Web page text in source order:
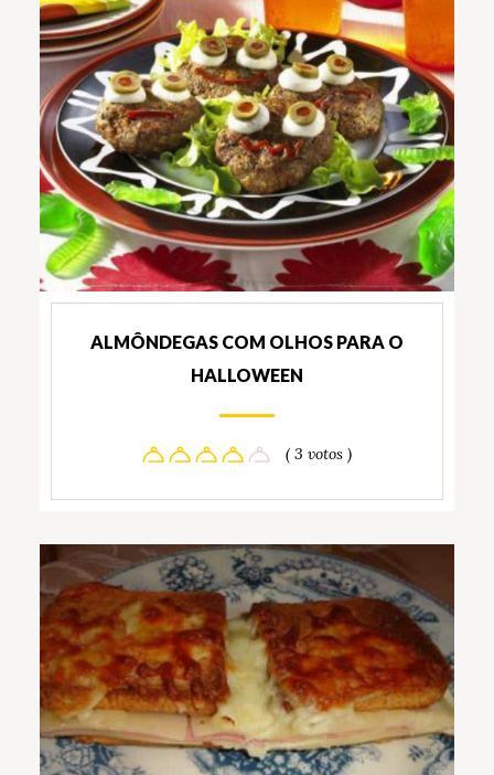
ALMÔNDEGAS COM OLHOS PARA O
HALLOWEEN
( 3 votos )